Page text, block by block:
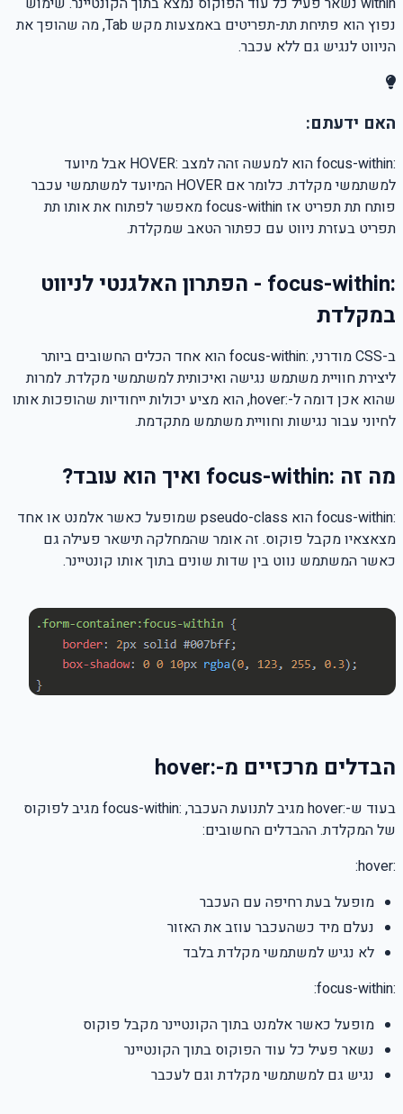
נפוץ הוא פתיחת תת-תפריטים באמצעות מקש Tab, מה שהופך את
הניווט לנגיש גם ללא עכבר.
האם ידעתם:
:focus-within הוא למעשה זהה למצב :HOVER אבל מיועד
למשתמשי מקלדת. כלומר אם HOVER המיועד למשתמשי עכבר
פותח תת תפריט אז focus-within מאפשר לפתוח את אותו תת
תפריט בעזרת ניווט עם כפתור הטאב שמקלדת.
:focus-within - הפתרון האלגנטי לניווט
במקלדת
ב-CSS מודרני, :focus-within הוא אחד הכלים החשובים ביותר
ליצירת חוויית משתמש נגישה ואיכותית למשתמשי מקלדת. למרות
שהוא אכן דומה ל-:hover, הוא מציע יכולות ייחודיות שהופכות אותו
לחיוני עבור נגישות וחוויית משתמש מתקדמת.
מה זה :focus-within ואיך הוא עובד?
:focus-within הוא pseudo-class שמופעל כאשר אלמנט או אחד
מצאצאיו מקבל פוקוס. זה אומר שהמחלקה תישאר פעילה גם
כאשר המשתמש נווט בין שדות שונים בתוך אותו קונטיינר.
הבדלים מרכזיים מ-:hover
בעוד ש-:hover מגיב לתנועת העכבר, :focus-within מגיב לפוקוס
של המקלדת. ההבדלים החשובים:
:hover:
מופעל בעת רחיפה עם העכבר
נעלם מיד כשהעכבר עוזב את האזור
לא נגיש למשתמשי מקלדת בלבד
:focus-within:
מופעל כאשר אלמנט בתוך הקונטיינר מקבל פוקוס
נשאר פעיל כל עוד הפוקוס בתוך הקונטיינר
נגיש גם למשתמשי מקלדת וגם לעכבר